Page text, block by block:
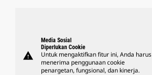
warning
Media Sosial
Diperlukan Cookie
Untuk mengaktifkan fitur ini, Anda harus
menerima penggunaan cookie
penargetan, fungsional, dan kinerja.